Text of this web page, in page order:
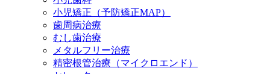
小児矯正（予防矯正MAP）
歯周病治療
むし歯治療
メタルフリー治療
精密根管治療（マイクロエンド）